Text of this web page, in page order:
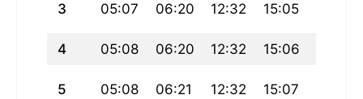
3 05:07 06:20 12:32 15:05
4 05:08 06:20 12:32 15:06
5 05:08 06:21 12:32 15:07